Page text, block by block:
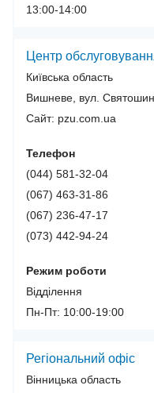
13:00-14:00
Центр
Київська область
Вишневе, вул.
Сайт: pzu.com.ua
Телефон
(044) 581-32-04
(067) 463-31-86
(067) 236-47-17
(073) 442-94-24
Режим роботи
Відділення
Пн-Пт: 10:00-19:00
Регіональний офіс
Вінницька область